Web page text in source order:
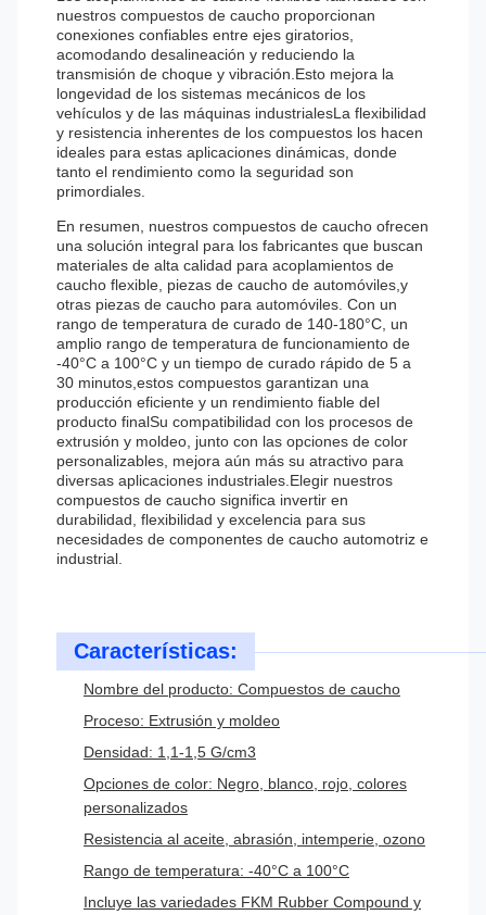
nuestros compuestos de caucho proporcionan
conexiones confiables entre ejes giratorios,
acomodando desalineación y reduciendo la
transmisión de choque y vibración.Esto mejora la
longevidad de los sistemas mecánicos de los
vehículos y de las máquinas industrialesLa flexibilidad
y resistencia inherentes de los compuestos los hacen
ideales para estas aplicaciones dinámicas, donde
tanto el rendimiento como la seguridad son
primordiales.
En resumen, nuestros compuestos de caucho ofrecen
una solución integral para los fabricantes que buscan
materiales de alta calidad para acoplamientos de
caucho flexible, piezas de caucho de automóviles,y
otras piezas de caucho para automóviles. Con un
rango de temperatura de curado de 140-180°C, un
amplio rango de temperatura de funcionamiento de
-40°C a 100°C y un tiempo de curado rápido de 5 a
30 minutos,estos compuestos garantizan una
producción eficiente y un rendimiento fiable del
producto finalSu compatibilidad con los procesos de
extrusión y moldeo, junto con las opciones de color
personalizables, mejora aún más su atractivo para
diversas aplicaciones industriales.Elegir nuestros
compuestos de caucho significa invertir en
durabilidad, flexibilidad y excelencia para sus
necesidades de componentes de caucho automotriz e
industrial.
Características:
Nombre del producto: Compuestos de caucho
Proceso: Extrusión y moldeo
Densidad: 1,1-1,5 G/cm3
Opciones de color: Negro, blanco, rojo, colores
personalizados
Resistencia al aceite, abrasión, intemperie, ozono
Rango de temperatura: -40°C a 100°C
Incluye las variedades FKM Rubber Compound y